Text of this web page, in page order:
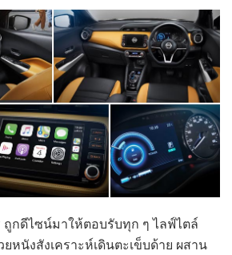
กดีไซน์มาให้ตอบรับทุก ๆ ไลฟ์ไตล์
หนังสังเคราะห์เดินตะเข็บด้าย ผสาน